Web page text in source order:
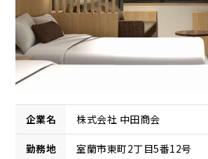
企業名 株式会社 中田商会
勤務地 室蘭市東町2丁目5番12号